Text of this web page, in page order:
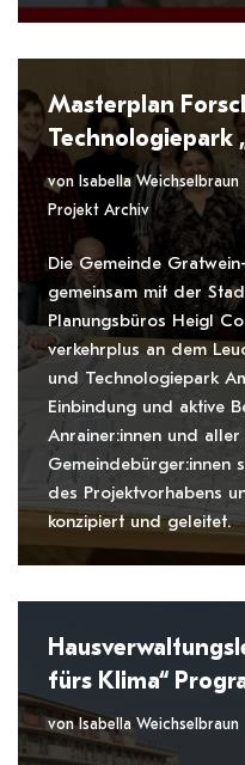
Masterplan
Technologiepark
von Isabella Weichselbraun
Projekt Archiv
Die Gemeinde
gemeinsam mit der
Planungsbüros Heigl
verkehrplus an dem
und Technologiepark
Einbindung und aktive
Anrainer:innen und
Gemeindebürger:innen
des Projektvorhabens
konzipiert und geleitet.
fürs Klima“
vonIsabella Weichselbraun